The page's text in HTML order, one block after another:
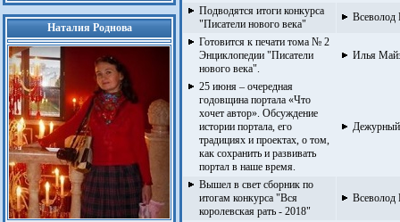
Наталия Роднова
Подводятся итоги конкурса
"Писатели нового века"
Готовится к печати тома № 2
Энциклопедии "Писатели
нового века".
Илья
25 июня – очередная
годовщина портала «Что
хочет автор». Обсуждение
истории портала, его
традициях и проектах, о том,
как сохранить и развивать
портал в наше время.
Дежурный
Вышел в свет сборник по
итогам конкурса "Вся
королевская рать - 2018"